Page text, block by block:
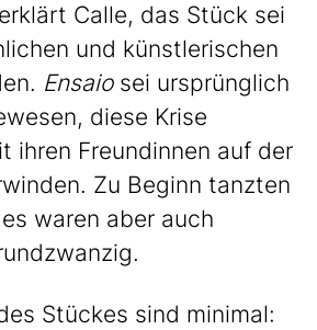
Calle, das Stück sei
und künstlerischen
Ensaiosei ursprünglich
diese Krise
ihren Freundinnen auf der
Zu Beginn tanzten
waren aber auch
Stückes sind minimal: